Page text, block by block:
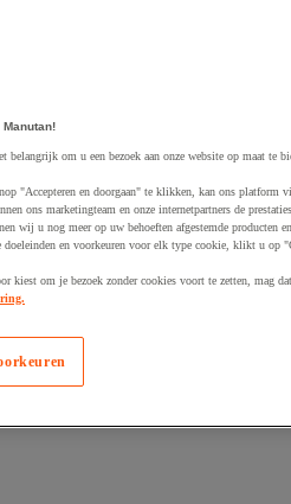
belangrijk om u een bezoek aan onze website op maat te
"Accepteren en doorgaan" te klikken, kan ons platform
ons marketingteam en onze internetpartners de
wij u nog meer op uw behoeften afgestemde producten
doeleinden en voorkeuren voor elk type cookie, klikt u op
kiest om je bezoek zonder cookies voort te zetten, mag